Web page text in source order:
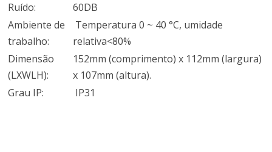
Ruído:
60DB
Ambiente de
trabalho:
Temperatura 0 ~ 40 °C, umidade
relativa<80%
Dimensão
(LXWLH):
152mm (comprimento) x 112mm (largura)
x 107mm (altura).
Grau IP:
IP31